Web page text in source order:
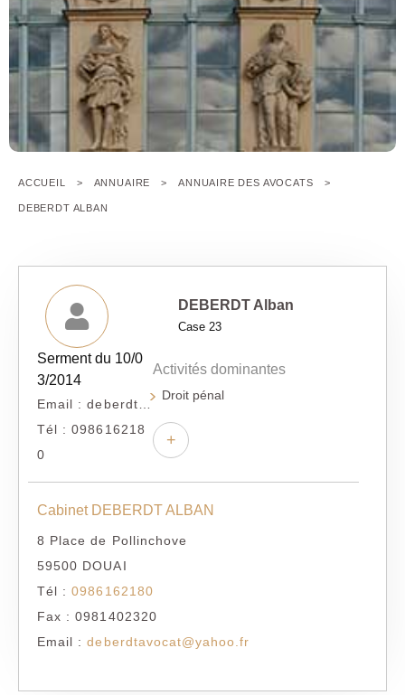
ACCUEIL ANNUAIRE ANNUAIRE DES AVOCATS
DEBERDT ALBAN
DEBERDT Alban
Case 23
Serment du 10/0
3/2014
Email : deberdtavocat@yahoo.fr
Tél : 098616218
0
Activités dominantes
Droit pénal
+
Cabinet DEBERDT ALBAN
8 Place de Pollinchove
59500 DOUAI
Tél :0986162180
Fax : 0981402320
Email :deberdtavocat@yahoo.fr